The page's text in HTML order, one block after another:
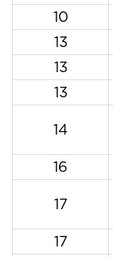
10
13
13
13
14
16
17
17